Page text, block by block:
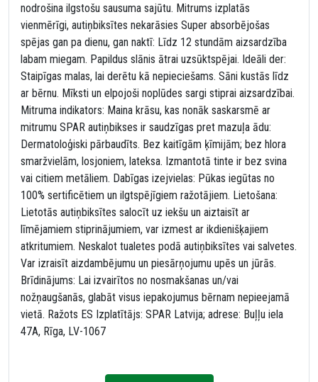
nodrošina ilgstošu sausuma sajūtu. Mitrums izplatās
vienmērīgi, autiņbiksītes nekarāsies Super absorbējošas
spējas gan pa dienu, gan naktī: Līdz 12 stundām aizsardzība
labam miegam. Papildus slānis ātrai uzsūktspējai. Ideāli der:
Staipīgas malas, lai derētu kā nepieciešams. Sāni kustās līdz
ar bērnu. Mīksti un elpojoši noplūdes sargi stiprai aizsardzībai.
Mitruma indikators: Maina krāsu, kas nonāk saskarsmē ar
mitrumu SPAR autiņbikses ir saudzīgas pret mazuļa ādu:
Dermatoloģiski pārbaudīts. Bez kaitīgām ķīmijām; bez hlora
smaržvielām, losjoniem, lateksa. Izmantotā tinte ir bez svina
vai citiem metāliem. Dabīgas izejvielas: Pūkas iegūtas no
100% sertificētiem un ilgtspējīgiem ražotājiem. Lietošana:
Lietotās autiņbiksītes salocīt uz iekšu un aiztaisīt ar
līmējamiem stiprinājumiem, var izmest ar ikdienišķajiem
atkritumiem. Neskalot tualetes podā autiņbiksītes vai salvetes.
Var izraisīt aizdambējumu un piesārņojumu upēs un jūrās.
Brīdinājums: Lai izvairītos no nosmakšanas un/vai
nožņaugšanās, glabāt visus iepakojumus bērnam nepieejamā
vietā. Ražots ES Izplatītājs: SPAR Latvija; adrese: Buļļu iela
47A, Rīga, LV-1067